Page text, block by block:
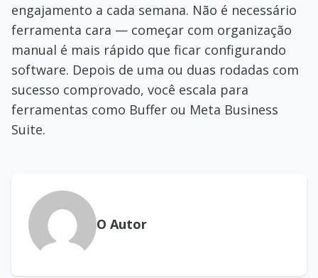
engajamento a cada semana. Não é necessário
ferramenta cara — começar com organização
manual é mais rápido que ficar configurando
software. Depois de uma ou duas rodadas com
sucesso comprovado, você escala para
ferramentas como Buffer ou Meta Business
Suite.
O Autor